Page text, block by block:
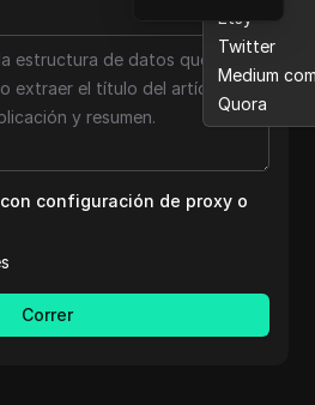
Etsy
Twitter
Medium
Quora
Reddit
clothes
Google
configuración de proxy o
Correr